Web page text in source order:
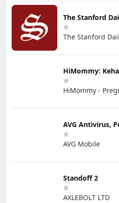
The Stanford
The Stanford
HiMommy:
AVG Antivirus,
AVG Mobile
Standoff 2
AXLEBOLT LTD